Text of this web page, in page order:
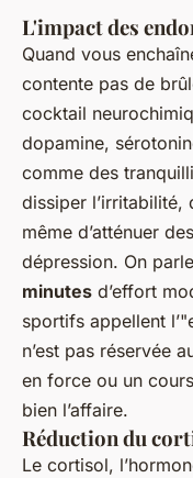
L'impact des
Quand vous
contente pas de
cocktail
dopamine,
comme des
dissiper l’irritabilité,
même d’atténuer
dépression. On
minutes d’effort
sportifs appellent
n’est pas réservée
en force ou un
bien l’affaire.
Réduction du
Le cortisol,